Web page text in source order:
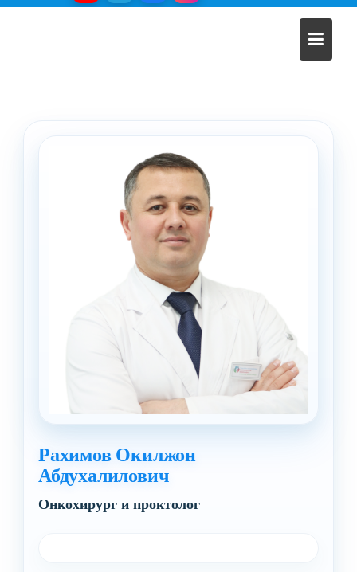
Рахимов Окилжон
Абдухалилович
Oнкохирург и проктолог